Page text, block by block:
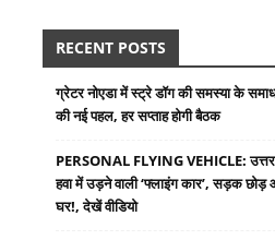
RECENT POSTS
ग्रेटर नोएडा में स्ट्रे डॉग की समस्या के
की नई पहल, हर सप्ताह होगी बैठक
PERSONAL FLYING VEHICLE:
हवा में उड़ने वाली ‘फ्लाइंग कार’, सड़क
घर!, देखें वीडियो